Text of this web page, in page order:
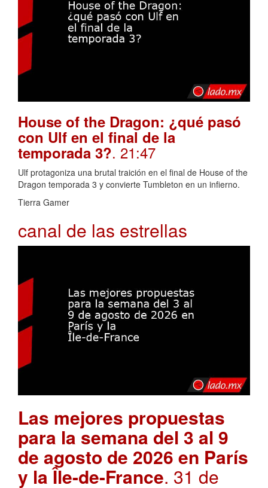
House of the Dragon: ¿qué pasó
con Ulf en el final de la
temporada 3?. 21:47
Ulf protagoniza una brutal traición en el final de House of the
Dragon temporada 3 y convierte Tumbleton en un infierno.
Tierra Gamer
canal de las estrellas
Las mejores propuestas
para la semana del 3 al 9
de agosto de 2026 en París
y la Île-de-France. 31 de